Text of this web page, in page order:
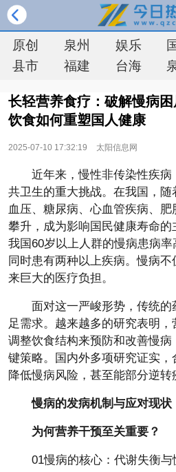
原创 泉州 娱乐
县市
福建 台海
长轻营养食疗：破解慢病
饮食如何重塑国人健康
2025-07-10 17:32:19 太阳信息网
近年来，慢性非传染性疾
共卫生的重大挑战。在我国，
血压、糖尿病、心血管疾病、
攀升，成为影响国民健康寿命的
我国60岁以上人群的慢病患病率
同时患有两种以上疾病。慢病
来巨大的医疗负担。
面对这一严峻形势，传统
足需求。越来越多的研究表明
调整饮食结构来预防和改善慢
键策略。国内外多项研究证实
降低慢病风险，甚至能部分逆转
慢病的发病机制与应对现状
为何营养干预至关重要？
01慢病的核心：代谢失衡与